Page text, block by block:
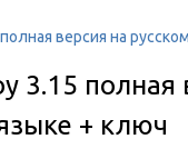
версия на
3.15 полная
+ ключ